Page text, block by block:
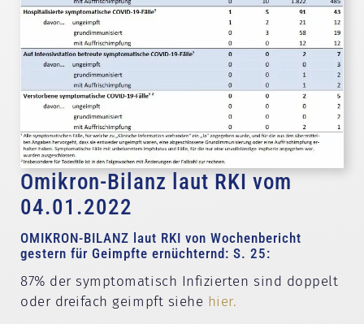
Omikron-Bilanz laut RKI vom
04.01.2022
OMIKRON-BILANZ laut RKI von Wochenbericht
gestern für Geimpfte ernüchternd: S. 25:
87% der symptomatisch Infizierten sind doppelt
oder dreifach geimpft siehe hier.